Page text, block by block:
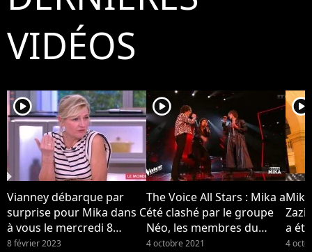
VIDÉOS
player2
Vianney débarque par
surprise pour Mika dans C
à vous le mercredi 8
février 2023 sur France 5...
8 février 2023
player2
The Voice All Stars : Mika a
été clashé par le groupe
Néo, les membres du
groupe se disent "surpris"
4 octobre 2021
player2
a
Néo
4